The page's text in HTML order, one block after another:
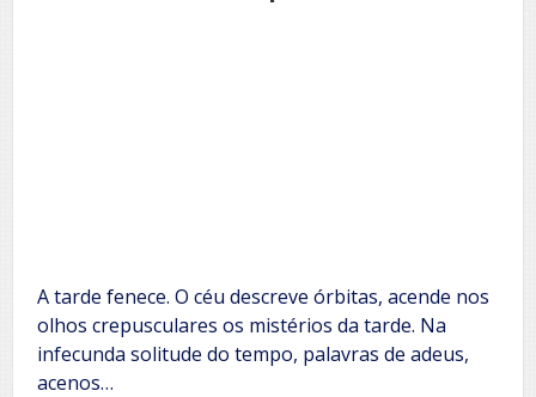
A tarde fenece. O céu descreve órbitas, acende nos
olhos crepusculares os mistérios da tarde. Na
infecunda solitude do tempo, palavras de adeus,
acenos…